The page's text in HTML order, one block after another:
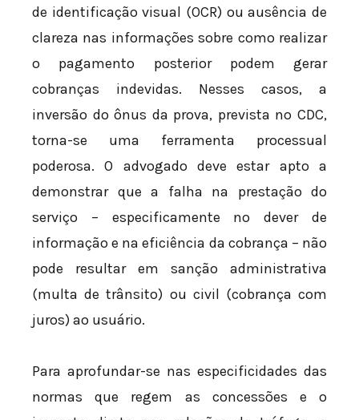
de identificação visual (OCR) ou ausência de
clareza nas informações sobre como realizar
o pagamento posterior podem gerar
cobranças indevidas. Nesses casos, a
inversão do ônus da prova, prevista no CDC,
torna-se uma ferramenta processual
poderosa. O advogado deve estar apto a
demonstrar que a falha na prestação do
serviço – especificamente no dever de
informação e na eficiência da cobrança – não
pode resultar em sanção administrativa
(multa de trânsito) ou civil (cobrança com
juros) ao usuário.
Para aprofundar-se nas especificidades das
normas que regem as concessões e o